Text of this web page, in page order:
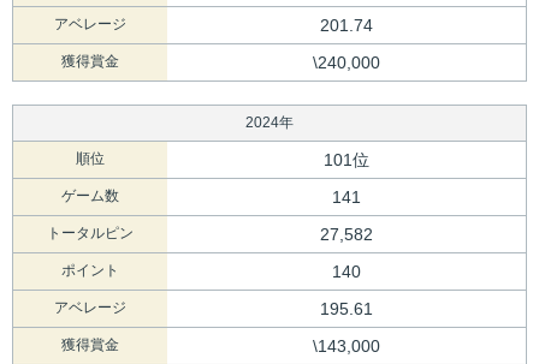
アベレージ 201.74
獲得賞金 \240,000
2024年
順位 101位
ゲーム数 141
トータルピン 27,582
ポイント 140
アベレージ 195.61
獲得賞金 \143,000